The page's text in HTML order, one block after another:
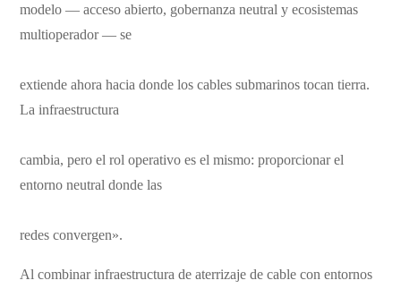
modelo — acceso abierto, gobernanza neutral y ecosistemas
multioperador — se
extiende ahora hacia donde los cables submarinos tocan tierra.
La infraestructura
cambia, pero el rol operativo es el mismo: proporcionar el
entorno neutral donde las
redes convergen».
Al combinar infraestructura de aterrizaje de cable con entornos